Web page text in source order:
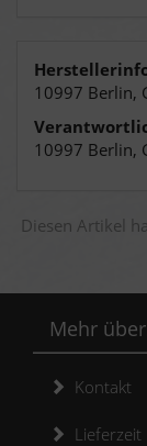
10997 Berlin,
10997 Berlin,
Diesen Artikel
Mehr
Kontakt
Lieferzeit